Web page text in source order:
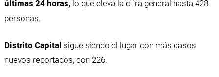
últimas 24 horas,lo que eleva la cifra general hasta 428
personas.
Distrito Capital sigue siendo el lugar con más casos
nuevos reportados, con 226.